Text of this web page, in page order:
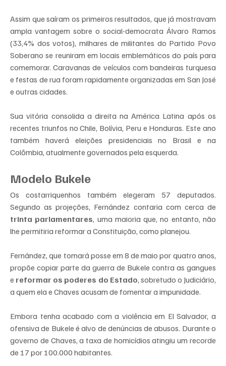
Assim que saíram os primeiros resultados, que já mostravam
ampla vantagem sobre o social-democrata Álvaro Ramos
(33,4% dos votos), milhares de militantes do Partido Povo
Soberano se reuniram em locais emblemáticos do país para
comemorar. Caravanas de veículos com bandeiras turquesa
e festas de rua foram rapidamente organizadas em San José
e outras cidades.
Sua vitória consolida a direita na América Latina após os
recentes triunfos no Chile, Bolívia, Peru e Honduras. Este ano
também haverá eleições presidenciais no Brasil e na
Colômbia, atualmente governados pela esquerda.
Modelo Bukele
Os costarriquenhos também elegeram 57 deputados.
trinta parlamentares, uma maioria que, no entanto, não
lhe permitiria reformar a Constituição, como planejou.
Fernández, que tomará posse em 8 de maio por quatro anos,
propõe copiar parte da guerra de Bukele contra as gangues
e reformar os poderes do Estado, sobretudo o Judiciário,
a quem ela e Chaves acusam de fomentar a impunidade.
Embora tenha acabado com a violência em El Salvador, a
ofensiva de Bukele é alvo de denúncias de abusos. Durante o
governo de Chaves, a taxa de homicídios atingiu um recorde
de 17 por 100.000 habitantes.